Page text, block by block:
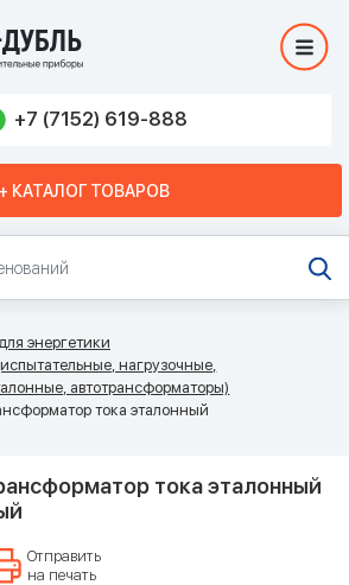
+7 (7152) 619-888
+ КАТАЛОГ ТОВАРОВ
энергетики
нагрузочные,
автотрансформаторы)
тока эталонный
тока эталонный
Отправить
на печать